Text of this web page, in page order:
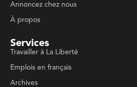
Annoncez chez nous
À propos
Services
Travailler à La Liberté
Emplois en français
Archives